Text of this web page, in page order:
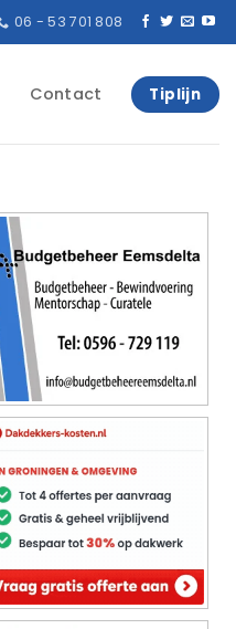
06 - 53 701 808
Contact Tiplijn